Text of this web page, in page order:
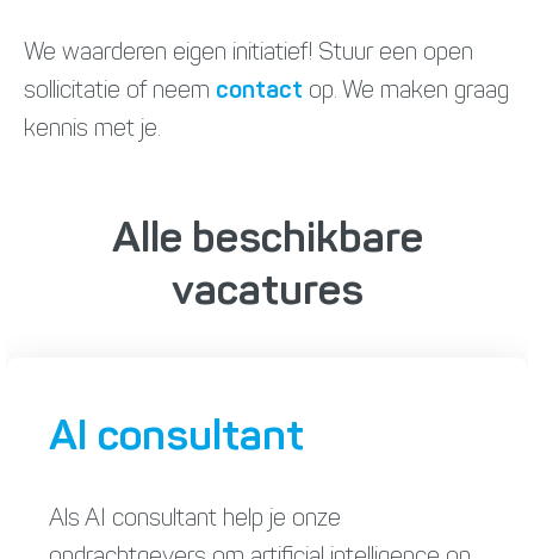
We waarderen eigen initiatief! Stuur een open
sollicitatie of neem contact op. We maken graag
kennis met je.
Alle beschikbare
vacatures
AI consultant
Als AI consultant help je onze